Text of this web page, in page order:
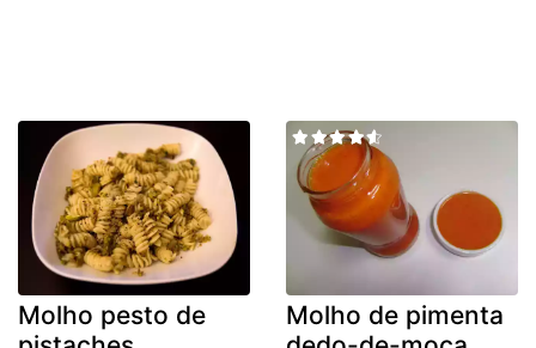
Molho pesto de
Molho de pimenta